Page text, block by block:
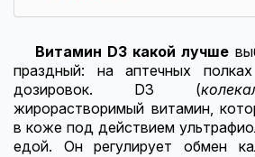
Витамин D3 какой лучше
праздный: на аптечных
дозировок. D3 (
жирорастворимый витамин,
в коже под действием
едой. Он регулирует обмен